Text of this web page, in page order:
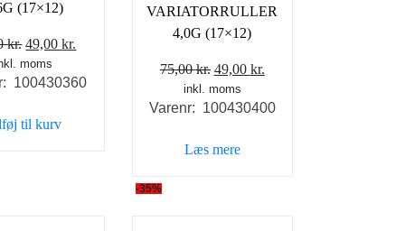
(17×12)
kr. Den
oprindelige
pris
75,00 kr..
49,00kr.
pris
moms
100430360
til kurv
VARIATORRULLER
4,0G (17×12)
75,00kr. Den
oprindelige
pris
75,00 kr..
49,00 kr.
pris
inkl. moms
Varenr: 100430400
Læs mere
-35%